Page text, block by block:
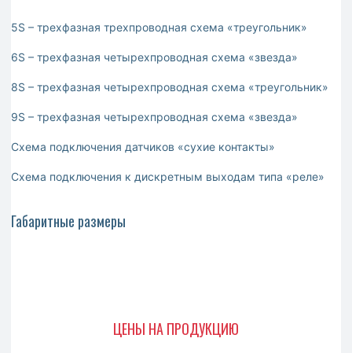
5S – трехфазная трехпроводная схема «треугольник»
6S – трехфазная четырехпроводная схема «звезда»
8S – трехфазная четырехпроводная схема «треугольник»
9S – трехфазная четырехпроводная схема «звезда»
Схема подключения датчиков «сухие контакты»
Схема подключения к дискретным выходам типа «реле»
Габаритные размеры
ЦЕНЫ НА ПРОДУКЦИЮ